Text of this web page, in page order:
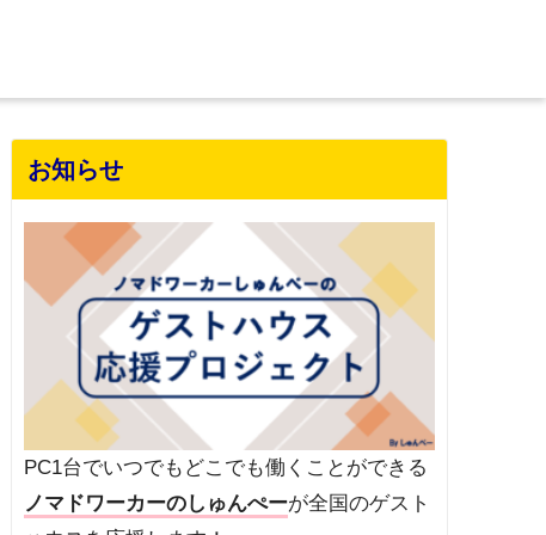
お知らせ
PC1台でいつでもどこでも働くことができる
ノマドワーカーのしゅんぺーが全国のゲスト